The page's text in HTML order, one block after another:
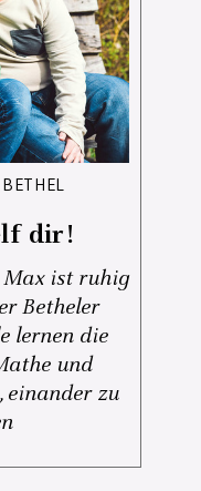
dir!
Max ist ruhig
Betheler
lernen die
und
einander zu